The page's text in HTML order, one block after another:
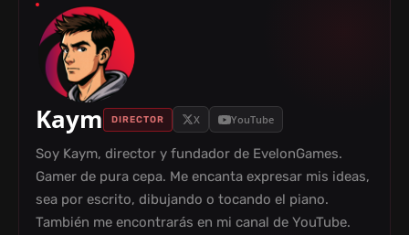
Kaym DIRECTOR X YouTube
Soy Kaym, director y fundador de EvelonGames.
Gamer de pura cepa. Me encanta expresar mis ideas,
sea por escrito, dibujando o tocando el piano.
También me encontrarás en mi canal de YouTube.